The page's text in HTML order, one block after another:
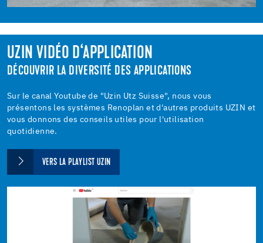
UZIN VIDÉO D‘APPLICATION
DÉCOUVRIR LA DIVERSITÉ DES APPLICATIONS
Sur le canal Youtube de "Uzin Utz Suisse", nous vous
présentons les systèmes Renoplan et d'autres produits UZIN et
vous donnons des conseils utiles pour l'utilisation
quotidienne.
VERS LA PLAYLIST UZIN